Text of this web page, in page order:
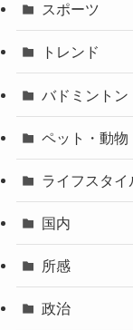
スポーツ
トレンド
バドミントン
ペット・動物
ライフスタイ
国内
所感
政治